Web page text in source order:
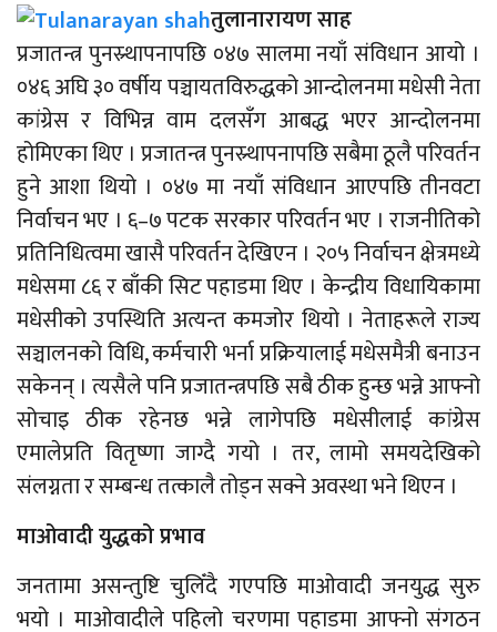
तुलानारायण साह
प्रजातन्त्र पुनस्र्थापनापछि ०४७ सालमा नयाँ संविधान आयो ।
०४६ अघि ३० वर्षीय पञ्चायतविरुद्धको आन्दोलनमा मधेसी नेता
कांग्रेस र विभिन्न वाम दलसँग आबद्ध भएर आन्दोलनमा
होमिएका थिए । प्रजातन्त्र पुनस्र्थापनापछि सबैमा ठूलै परिवर्तन
हुने आशा थियो । ०४७ मा नयाँ संविधान आएपछि तीनवटा
निर्वाचन भए । ६–७ पटक सरकार परिवर्तन भए । राजनीतिको
प्रतिनिधित्वमा खासै परिवर्तन देखिएन । २०५ निर्वाचन क्षेत्रमध्ये
मधेसमा ८६ र बाँकी सिट पहाडमा थिए । केन्द्रीय विधायिकामा
मधेसीको उपस्थिति अत्यन्त कमजोर थियो । नेताहरूले राज्य
सञ्चालनको विधि, कर्मचारी भर्ना प्रक्रियालाई मधेसमैत्री बनाउन
सकेनन् । त्यसैले पनि प्रजातन्त्रपछि सबै ठीक हुन्छ भन्ने आफ्नो
सोचाइ ठीक रहेनछ भन्ने लागेपछि मधेसीलाई कांग्रेस
एमालेप्रति वितृष्णा जाग्दै गयो । तर, लामो समयदेखिको
संलग्नता र सम्बन्ध तत्कालै तोड्न सक्ने अवस्था भने थिएन ।
माओवादी युद्धको प्रभाव
जनतामा असन्तुष्टि चुलिँदै गएपछि माओवादी जनयुद्ध सुरु
भयो । माओवादीले पहिलो चरणमा पहाडमा आफ्नो संगठन